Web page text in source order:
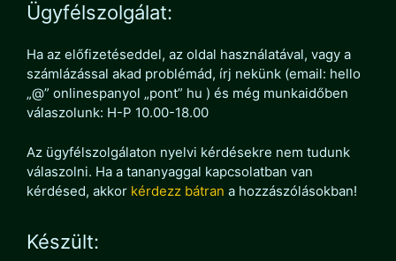
Ügyfélszolgálat:
Ha az előfizetéseddel, az oldal használatával, vagy a
számlázással akad problémád, írj nekünk (email: hello
„@” onlinespanyol „pont” hu ) és még munkaidőben
válaszolunk: H-P 10.00-18.00
Az ügyfélszolgálaton nyelvi kérdésekre nem tudunk
válaszolni. Ha a tananyaggal kapcsolatban van
kérdésed, akkor kérdezz bátran a hozzászólásokban!
Készült: